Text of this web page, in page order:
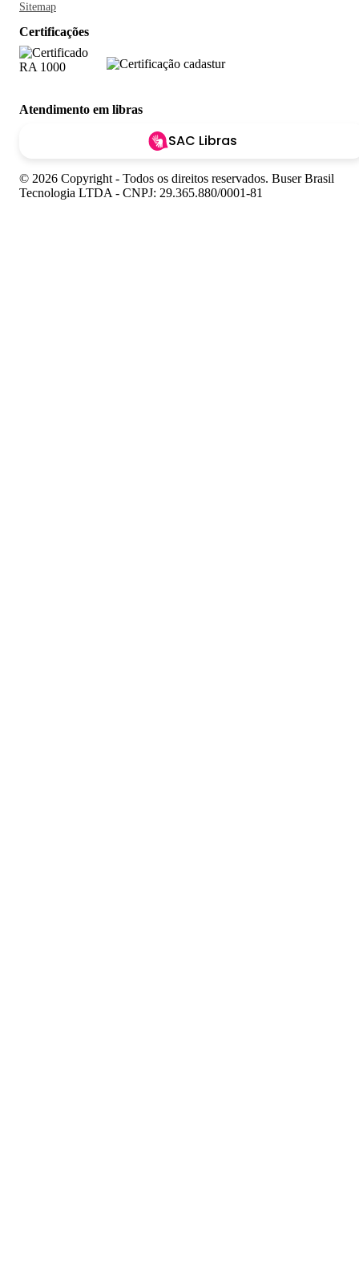
Sitemap
Certificações
Atendimento em libras
SAC Libras
© 2026 Copyright - Todos os direitos reservados. Buser Brasil
Tecnologia LTDA - CNPJ: 29.365.880/0001-81